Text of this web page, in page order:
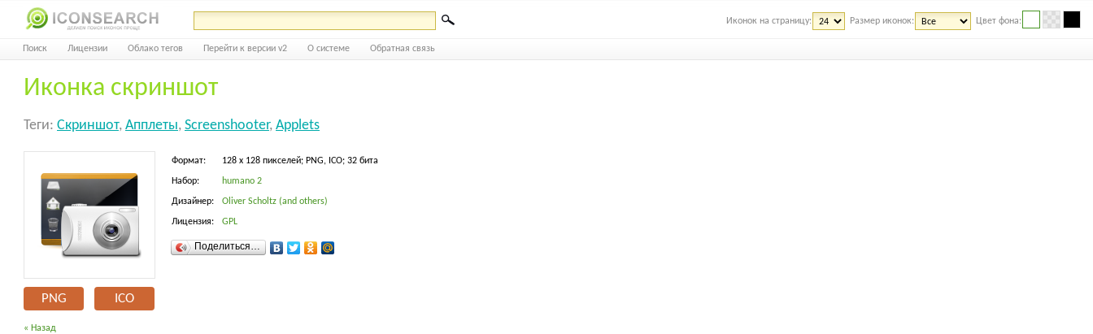
Иконок на страницу: Размер иконок: Цвет фона:
Поиск Лицензии Облако тегов Перейти к версии v2 О системе Обратная связь
Иконка скриншот
Теги: Скриншот, Апплеты, Screenshooter, Applets
PNG ICO
Формат: 128 x 128 пикселей; PNG, ICO; 32 бита
Набор: humano 2
Дизайнер: Oliver Scholtz (and others)
Лицензия: GPL
Поделиться…
« Назад